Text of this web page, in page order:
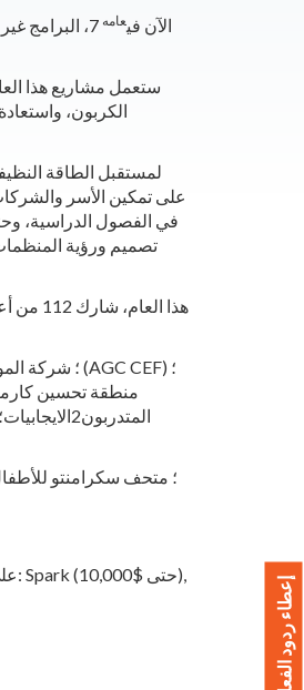
ستستفيد تسعة وعشرون منظمة محلية غير ربحية من تمويل يزيد عن580 ، 000 دولار أمريكي من برنامج Shine السنوي التابع لـ SMUD. يدعم برنامج Shine، الآن فيعامه
7، البرامج غير
ستعمل مشاريع هذا
الكربون،
منطقة تحسين
إعطاء ردود الفعل